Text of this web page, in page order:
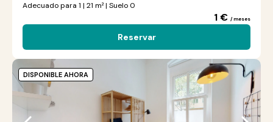
Adecuado para 1 | 21 m² | Suelo 0
1 € / meses
Reservar
DISPONIBLE AHORA